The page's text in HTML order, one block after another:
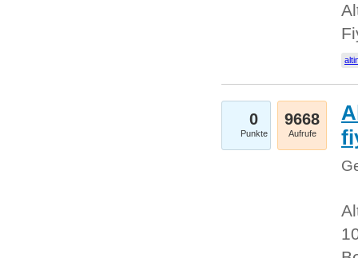
0
Punkte
9668
Aufrufe